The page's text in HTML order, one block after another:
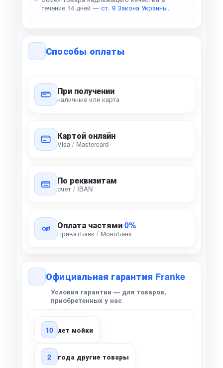
течение 14 дней — ст. 9 Закона Украины.
Способы оплаты
При получении
наличные или карта
Картой онлайн
Visa / Mastercard
По реквизитам
счет / IBAN
Оплата частями0%
ПриватБанк / МоноБанк
Официальная гарантия Franke
Условия гарантии — для товаров,
приобретенных у нас
10 лет мойки
2 года другие товары